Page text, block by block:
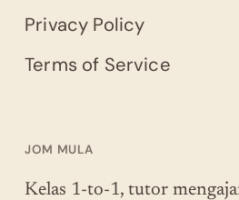
Privacy Policy
Terms of Service
JOM MULA
Kelas 1-to-1, tutor